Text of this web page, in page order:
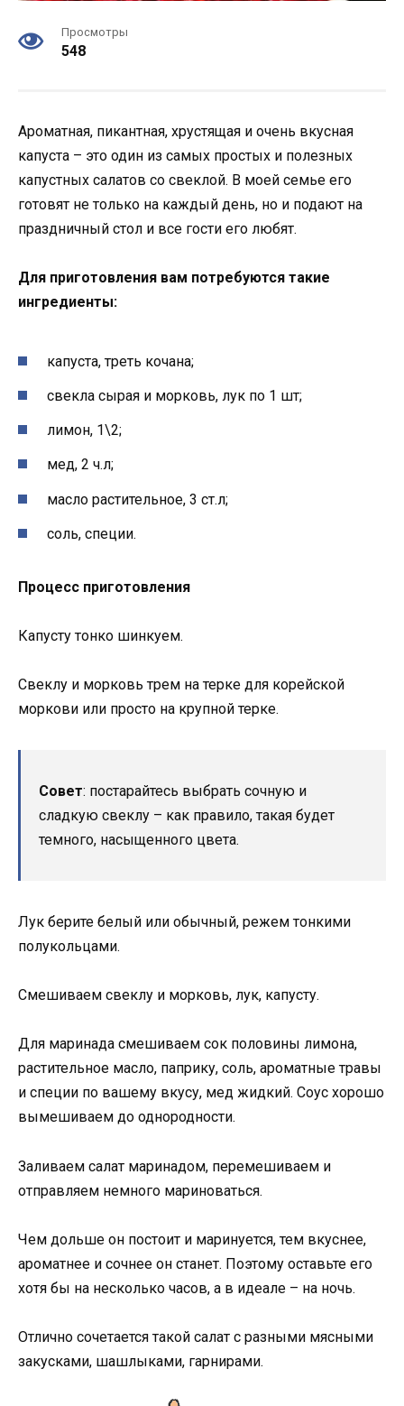
Просмотры
548
Ароматная, пикантная, хрустящая и очень вкусная
капуста – это один из самых простых и полезных
капустных салатов со свеклой. В моей семье его
готовят не только на каждый день, но и подают на
праздничный стол и все гости его любят.
Для приготовления вам потребуются такие
ингредиенты:
капуста, треть кочана;
свекла сырая и морковь, лук по 1 шт;
лимон, 1\2;
мед, 2 ч.л;
масло растительное, 3 ст.л;
соль, специи.
Процесс приготовления
Капусту тонко шинкуем.
Свеклу и морковь трем на терке для корейской
моркови или просто на крупной терке.
Совет: постарайтесь выбрать сочную и
сладкую свеклу – как правило, такая будет
темного, насыщенного цвета.
Лук берите белый или обычный, режем тонкими
полукольцами.
Смешиваем свеклу и морковь, лук, капусту.
Для маринада смешиваем сок половины лимона,
растительное масло, паприку, соль, ароматные травы
и специи по вашему вкусу, мед жидкий. Соус хорошо
вымешиваем до однородности.
Заливаем салат маринадом, перемешиваем и
отправляем немного мариноваться.
Чем дольше он постоит и маринуется, тем вкуснее,
ароматнее и сочнее он станет. Поэтому оставьте его
хотя бы на несколько часов, а в идеале – на ночь.
Отлично сочетается такой салат с разными мясными
закусками, шашлыками, гарнирами.